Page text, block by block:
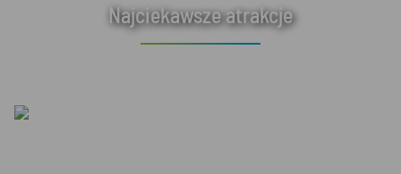
Najciekawsze atrakcje